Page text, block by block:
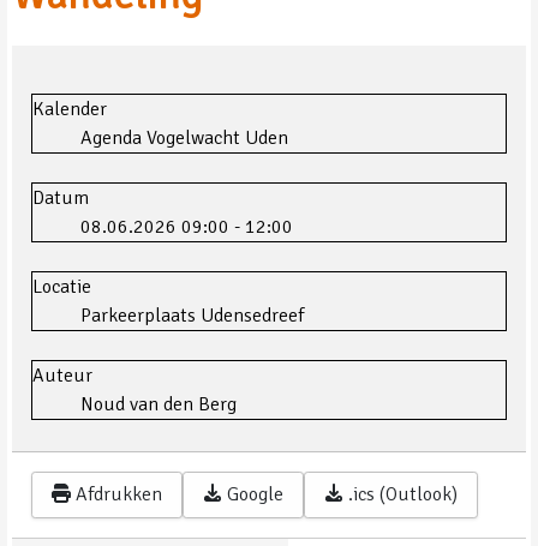
Kalender
Agenda Vogelwacht Uden
Datum
08.06.2026 09:00 - 12:00
Locatie
Parkeerplaats Udensedreef
Auteur
Noud van den Berg
Afdrukken Google .ics (Outlook)